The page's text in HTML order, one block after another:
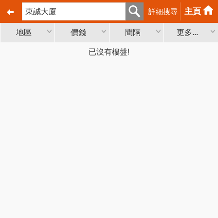
詳細搜尋 主頁
地區 價錢 間隔 更多...
已沒有樓盤!